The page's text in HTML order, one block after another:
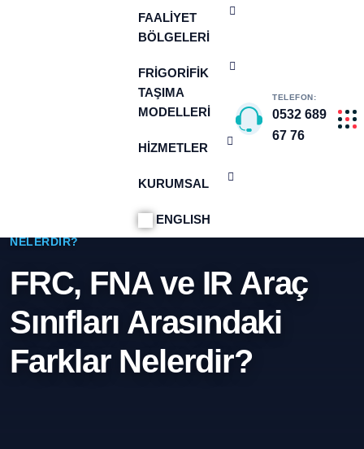
FAALIYET
BÖLGELERI
FRIGORIFIK
TAŞIMA
MODELLERI
HIZMETLER
KURUMSAL
ENGLISH
TELEFON:
0532 689
67 76
FRC, FNA VE IR ARAÇ SINIFLARI ARASINDAKI FARKLAR
NELERDIR?
FRC, FNA ve IR Araç
Sınıfları Arasındaki
Farklar Nelerdir?